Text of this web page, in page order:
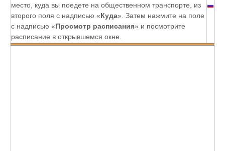
место, куда вы поедете на общественном транспорте, из
второго поля с надписью «Куда». Затем нажмите на поле
с надписью «Просмотр расписания» и посмотрите
расписание в открывшемся окне.